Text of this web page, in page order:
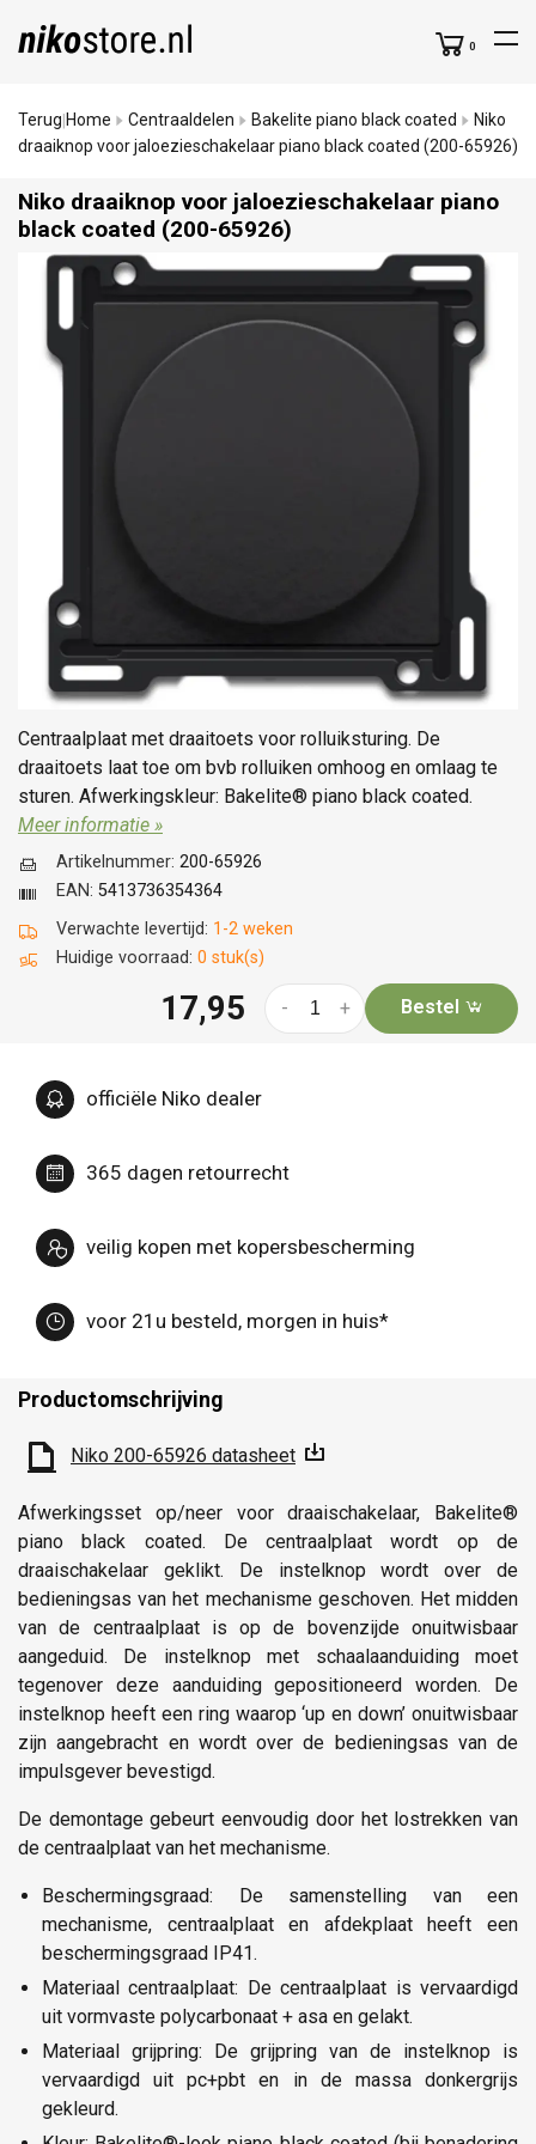
0
Terug Home Centraaldelen Bakelite piano black coated
Niko
draaiknop voor jaloezieschakelaar piano black coated (200-65926)
Niko draaiknop voor jaloezieschakelaar piano
black coated (200-65926)
Centraalplaat met draaitoets voor rolluiksturing. De
draaitoets laat toe om bvb rolluiken omhoog en omlaag te
sturen. Afwerkingskleur: Bakelite® piano black coated.
Meer informatie »
Verwachte levertijd: 1-2 weken
Huidige voorraad: 0 stuk(s)
Artikelnummer: 200-65926
EAN: 5413736354364
17,95 +
- Bestel
officiële Niko dealer
365 dagen retourrecht
veilig kopen met kopersbescherming
voor 21u besteld, morgen in huis*
Productomschrijving
Niko 200-65926 datasheet
Afwerkingsset op/neer voor draaischakelaar, Bakelite®
piano black coated. De centraalplaat wordt op de
draaischakelaar geklikt. De instelknop wordt over de
bedieningsas van het mechanisme geschoven. Het midden
van de centraalplaat is op de bovenzijde onuitwisbaar
aangeduid. De instelknop met schaalaanduiding moet
tegenover deze aanduiding gepositioneerd worden. De
instelknop heeft een ring waarop ‘up en down’ onuitwisbaar
zijn aangebracht en wordt over de bedieningsas van de
impulsgever bevestigd.
De demontage gebeurt eenvoudig door het lostrekken van
de centraalplaat van het mechanisme.
Beschermingsgraad: De samenstelling van een
mechanisme, centraalplaat en afdekplaat heeft een
beschermingsgraad IP41.
Materiaal centraalplaat: De centraalplaat is vervaardigd
uit vormvaste polycarbonaat + asa en gelakt.
Materiaal grijpring: De grijpring van de instelknop is
vervaardigd uit pc+pbt en in de massa donkergrijs
gekleurd.